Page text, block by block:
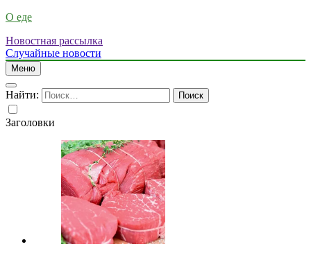
О еде
Новостная рассылка
Случайные новости
Меню
Найти:
Заголовки